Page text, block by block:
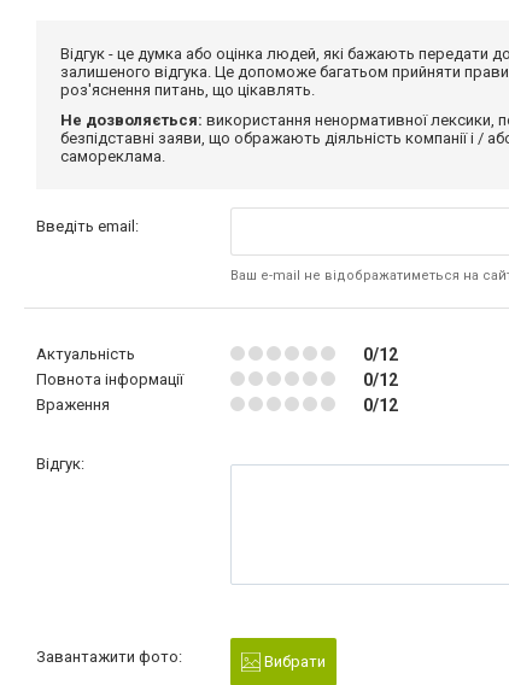
Відгук - це думка або оцінка людей, які бажають
залишеного відгука. Це допоможе багатьом прийняти
роз'яснення питань, що цікавлять.
Не дозволяється: використання ненормативної лексики,
безпідставні заяви, що ображають діяльність компанії і /
самореклама.
Введіть email:
Ваш e-mail не відображатиметься на
Актуальність 0/12
Повнота інформації 0/12
Враження 0/12
Відгук:
Завантажити фото: Вибрати